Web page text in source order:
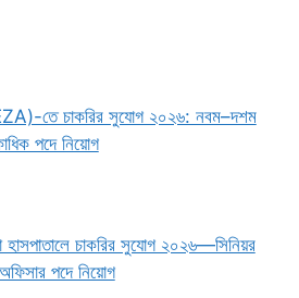
তে চাকরির সুযোগ ২০২৬: নবম–দশম
পদে নিয়োগ
হাসপাতালে চাকরির সুযোগ ২০২৬—সিনিয়র
পদে নিয়োগ